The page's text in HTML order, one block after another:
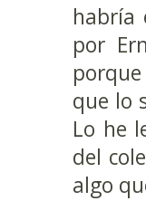
habría
por
que lo
Lo he
del
algo